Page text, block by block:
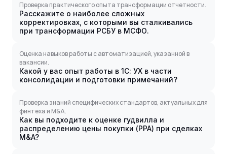
Проверка практического опыта трансформации отчетности.
Расскажите о наиболее сложных
корректировках, с которыми вы сталкивались
при трансформации РСБУ в МСФО.
Оценка навыков работы с автоматизацией, указанной в
вакансии.
Какой у вас опыт работы в 1С: УХ в части
консолидации и подготовки примечаний?
Проверка знаний специфических стандартов, актуальных для
финтеха и M&A.
Как вы подходите к оценке гудвилла и
распределению цены покупки (PPA) при сделках
M&A?